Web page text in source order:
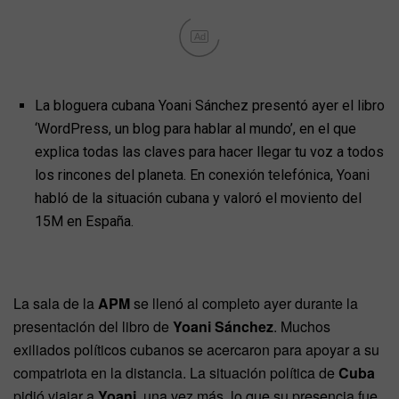
Ad
La bloguera cubana Yoani Sánchez presentó ayer el libro
‘WordPress, un blog para hablar al mundo’, en el que
explica todas las claves para hacer llegar tu voz a todos
los rincones del planeta. En conexión telefónica, Yoani
habló de la situación cubana y valoró el moviento del
15M en España.
La sala de laAPMse llenó al completo ayer durante la
presentación del libro de Yoani Sánchez. Muchos
exiliados políticos cubanos se acercaron para apoyar a su
compatriota en la distancia. La situación política de Cuba